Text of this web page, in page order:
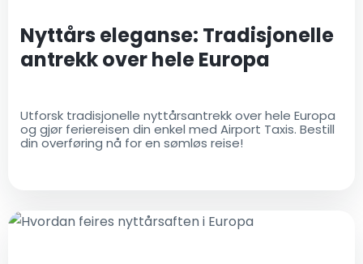
Nyttårs eleganse: Tradisjonelle
antrekk over hele Europa
Utforsk tradisjonelle nyttårsantrekk over hele Europa
og gjør feriereisen din enkel med Airport Taxis. Bestill
din overføring nå for en sømløs reise!